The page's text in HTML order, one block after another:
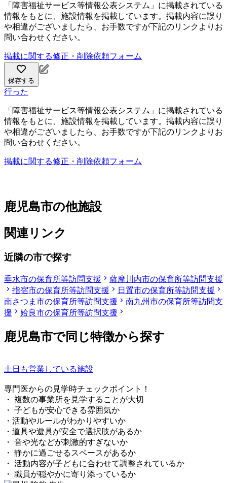
「障害福祉サービス等情報公表システム」に掲載されている
情報をもとに、施設情報を掲載しています。掲載内容に誤り
や相違がございましたら、お手数ですが下記のリンクよりお
問い合わせください。
掲載に関する修正・削除依頼フォーム
保存する
行った
「障害福祉サービス等情報公表システム」に掲載されている
情報をもとに、施設情報を掲載しています。掲載内容に誤り
や相違がございましたら、お手数ですが下記のリンクよりお
問い合わせください。
掲載に関する修正・削除依頼フォーム
鹿児島市の他施設
関連リンク
近隣の市で探す
垂水市の保育所等訪問支援
薩摩川内市の保育所等訪問支援
指宿市の保育所等訪問支援
日置市の保育所等訪問支援
南さつま市の保育所等訪問支援
南九州市の保育所等訪問支
援
姶良市の保育所等訪問支援
鹿児島市で同じ特徴から探す
土日も営業している施設
専門医からの見学時チェックポイント！
・ 複数の事業所を見学することが大切
・ 子どもが安心できる雰囲気か
・活動やルールがわかりやすいか
・道具や遊具が安全で選択肢があるか
・ 音や光などが刺激的すぎないか
・ 静かに過ごせるスペースがあるか
・ 活動内容が子どもに合わせて調整されているか
・ 職員が穏やかに寄り添っているか